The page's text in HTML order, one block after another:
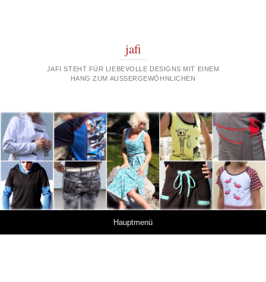
jafi
JAFI STEHT FÜR LIEBEVOLLE DESIGNS MIT EINEM
HANG ZUM AUSSERGEWÖHNLICHEN
Hauptmenü